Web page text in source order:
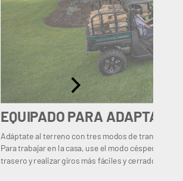
EQUIPADO PARA
Adáptate al terreno con tres modos de transmisión:
Para trabajar en la casa, use el modo césped
trasero y realizar giros más fáciles y cerrados que